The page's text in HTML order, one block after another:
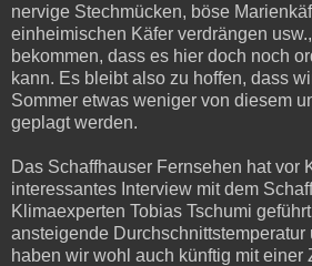
nervige Stechmücken, böse
einheimischen Käfer verdrängen
bekommen, dass es hier doch noch
kann. Es bleibt also zu hoffen, dass
Sommer etwas weniger von diesem
geplagt werden.
Das Schaffhauser Fernsehen hat vor
interessantes Interview mit dem
Klimaexperten Tobias Tschumi
ansteigende Durchschnittstemperatur
haben wir wohl auch künftig mit einer